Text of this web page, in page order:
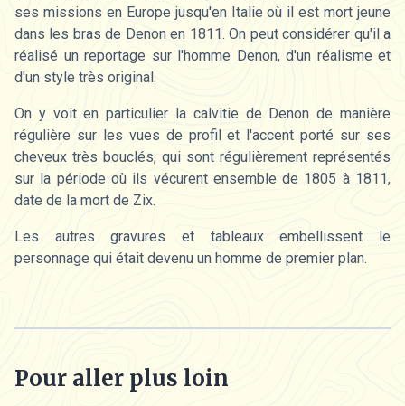
ses missions en Europe jusqu'en Italie où il est mort jeune
dans les bras de Denon en 1811. On peut considérer qu'il a
réalisé un reportage sur l'homme Denon, d'un réalisme et
d'un style très original.
On y voit en particulier la calvitie de Denon de manière
régulière sur les vues de profil et l'accent porté sur ses
cheveux très bouclés, qui sont régulièrement représentés
sur la période où ils vécurent ensemble de 1805 à 1811,
date de la mort de Zix.
Les autres gravures et tableaux embellissent le
personnage qui était devenu un homme de premier plan.
Pour aller plus loin